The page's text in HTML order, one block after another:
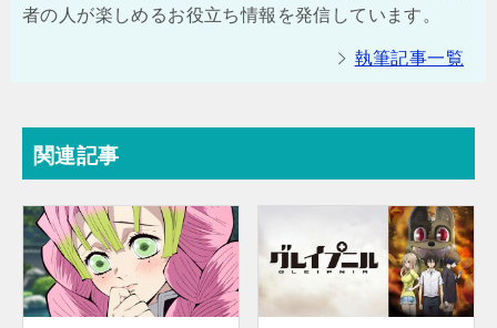
者の人が楽しめるお役立ち情報を発信しています。
執筆記事一覧
関連記事